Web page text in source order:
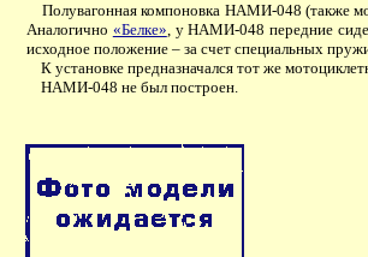
Полувагонная компоновка НАМИ-048 (также
Аналогично «Белке», у НАМИ-048 передние
исходное положение – за счет специальных
К установке предназначался тот же
НАМИ-048 не был построен.